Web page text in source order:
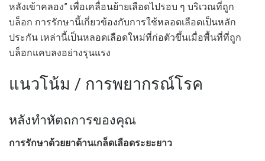
หลังเข้าคลอง” เพื่อเคลื่อนย้ายเลือดไปรอบ ๆ บริเวณที่ถูก
บล็อก การรักษานี้เกี่ยวข้องกับการใช้หลอดเลือดเป็นหลัก
ประกัน เหล่านี้เป็นหลอดเลือดใหม่ที่ก่อตัวขึ้นเมื่อพื้นที่ที่ถูก
บล็อกแคบลงอย่างรุนแรง
แนวโน้ม / การพยากรณ์โรค
หลังทำหัตถการของคุณ
การรักษาด้วยยาต้านเกล็ดเลือดระยะยาว